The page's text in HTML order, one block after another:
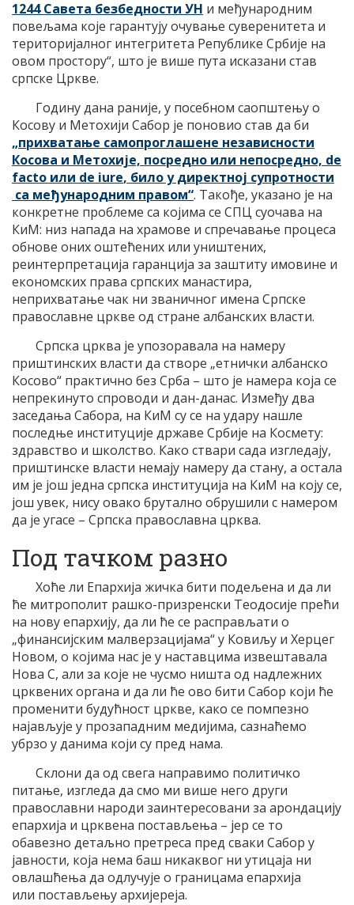
1244 Савета безбедности УН и међународним
повељама које гарантују очување суверенитета и
територијалног интегритета Републике Србије на
овом простору“, што је више пута исказани став
српске Цркве.
Годину дана раније, у посебном саопштењу о
Косову и Метохији Сабор је поновио став да би
„прихватање самопроглашене независности
Косова и Метохије, посредно или непосредно, de
facto или de iure, било у директној супротности
са међународним правом“. Такође, указано је на
конкретне проблеме са којима се СПЦ суочава на
КиМ: низ напада на храмове и спречавање процеса
обнове оних оштећених или уништених,
реинтерпретација гаранција за заштиту имовине и
економских права српских манастира,
неприхватање чак ни званичног имена Српске
православне цркве од стране албанских власти.
Српска црква је упозоравала на намеру
приштинских власти да створе „етнички албанско
Косово“ практично без Срба – што је намера која се
непрекинуто спроводи и дан-данас. Између два
заседања Сабора, на КиМ су се на удару нашле
последње институције државе Србије на Космету:
здравство и школство. Како ствари сада изгледају,
приштинске власти немају намеру да стану, а остала
им је још једна српска институција на КиМ на коју се,
још увек, нису овако брутално обрушили с намером
да је угасе – Српска православна црква.
Под тачком разно
Хоће ли Епархија жичка бити подељена и да ли
ће митрополит рашко-призренски Теодосије прећи
на нову епархију, да ли ће се расправљати о
„финансијским малверзацијама“ у Ковиљу и Херцег
Новом, о којима нас је у наставцима извештавала
Нова С, али за које не чусмо ништа од надлежних
црквених органа и да ли ће ово бити Сабор који ће
променити будућност цркве, како се помпезно
најављује у прозападним медијима, сазнаћемо
убрзо у данима који су пред нама.
Склони да од свега направимо политичко
питање, изгледа да смо ми више него други
православни народи заинтересовани за арондацију
епархија и црквена постављења – јер се то
обавезно детаљно претреса пред сваки Сабор у
јавности, која нема баш никаквог ни утицаја ни
овлашћења да одлучује о границама епархија
или постављењу архијереја.